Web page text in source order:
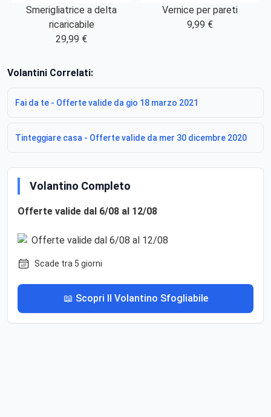
Smerigliatrice a delta
ricaricabile
29,99 €
Vernice per pareti
9,99 €
Volantini Correlati:
Fai da te - Offerte valide da gio 18 marzo 2021
Tinteggiare casa - Offerte valide da mer 30 dicembre 2020
Volantino Completo
Offerte valide dal 6/08 al 12/08
Scade tra 5 giorni
📖 Scopri Il Volantino Sfogliabile